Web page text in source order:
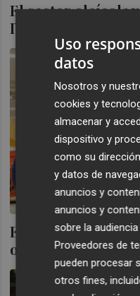
El sector oleícola
IVA y espera que
El Gobierno
oliva a partir de
Uso
datos
Nosotros y
cookies y
almacenar y
dispositivo y
como su
y datos de
anuncios y
anuncios y
sobre la
Proveedores de
pueden procesar
otros fines,